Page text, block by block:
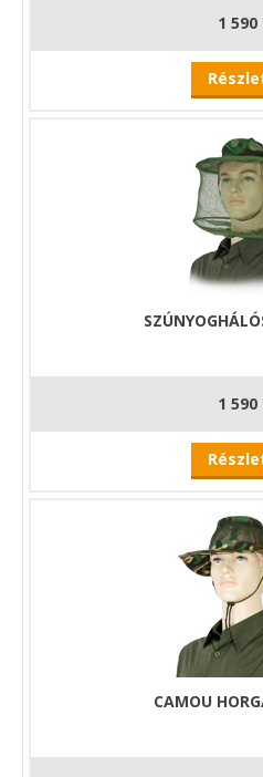
1 590
1 590
CAMOU